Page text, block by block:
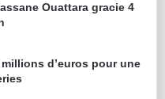
Ouattara gracie 4
d’euros pour une